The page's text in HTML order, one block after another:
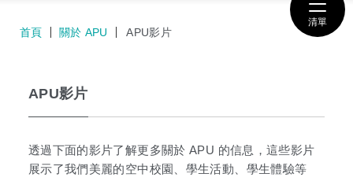
清單
首頁 關於 APU APU影片
APU影片
透過下面的影片了解更多關於 APU 的信息，這些影片
展示了我們美麗的空中校園、學生活動、學生體驗等